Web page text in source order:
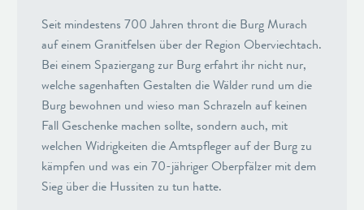
Seit mindestens 700 Jahren thront die Burg Murach
auf einem Granitfelsen über der Region Oberviechtach.
Bei einem Spaziergang zur Burg erfahrt ihr nicht nur,
welche sagenhaften Gestalten die Wälder rund um die
Burg bewohnen und wieso man Schrazeln auf keinen
Fall Geschenke machen sollte, sondern auch, mit
welchen Widrigkeiten die Amtspfleger auf der Burg zu
kämpfen und was ein 70-jähriger Oberpfälzer mit dem
Sieg über die Hussiten zu tun hatte.